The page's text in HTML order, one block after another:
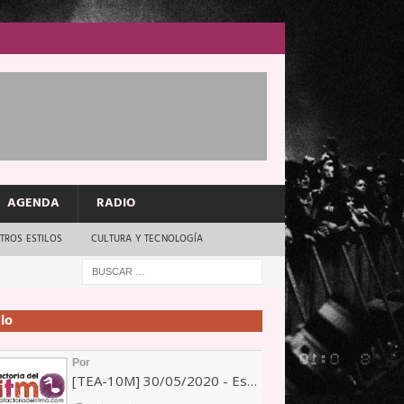
AGENDA RADIO
ESTILOS CULTURA Y TECNOLOGÍA